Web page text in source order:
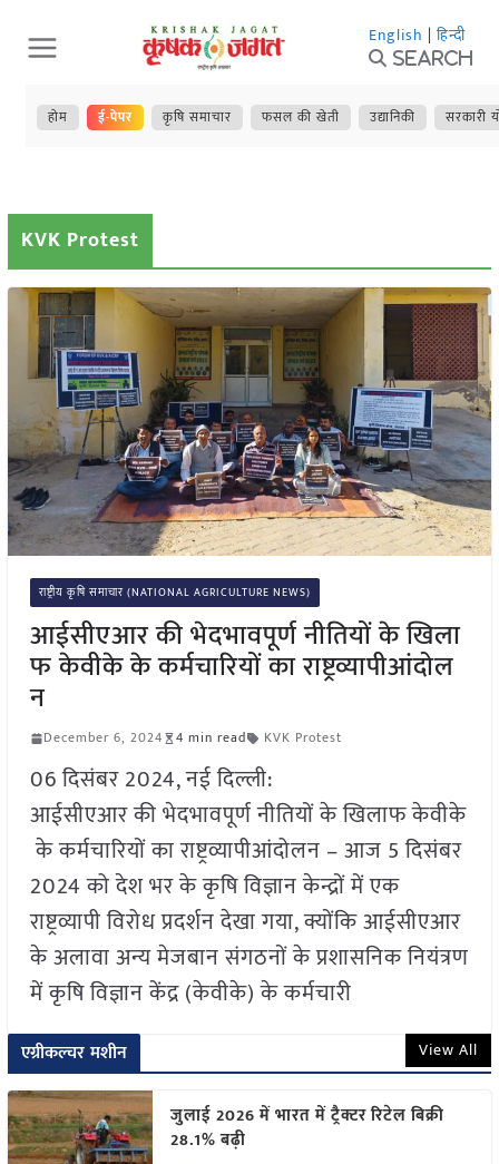
Skip
to
content
English | हिन्दी
Search
होम ई-पेपर कृषि समाचार फसल की खेती उद्यानिकी सरकारी
KVK Protest
राष्ट्रीय कृषि समाचार (NATIONAL AGRICULTURE NEWS)
आईसीएआर की भेदभावपूर्ण नीतियों के खिला
फ केवीके के कर्मचारियों का राष्ट्रव्यापीआंदोल
न
December 6, 2024 4 min read KVK Protest
06 दिसंबर 2024, नई दिल्ली:
आईसीएआर की भेदभावपूर्ण नीतियों के खिलाफ केवीके
के कर्मचारियों का राष्ट्रव्यापीआंदोलन – आज 5 दिसंबर
2024 को देश भर के कृषि विज्ञान केन्द्रों में एक
राष्ट्रव्यापी विरोध प्रदर्शन देखा गया, क्योंकि आईसीएआर
के अलावा अन्य मेजबान संगठनों के प्रशासनिक नियंत्रण
में कृषि विज्ञान केंद्र (केवीके) के कर्मचारी
एग्रीकल्चर मशीन View All
जुलाई 2026 में भारत में ट्रैक्टर रिटेल बिक्री
28.1% बढ़ी